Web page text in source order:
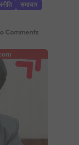
समाचार
Comments